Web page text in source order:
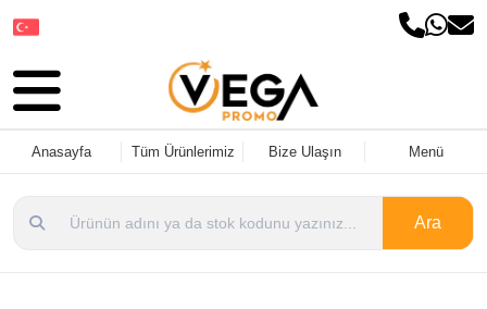
Anasayfa Tüm Ürünlerimiz Bize Ulaşın Menü
Ara